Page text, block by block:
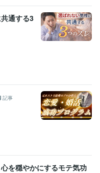
通する3
記事
を穏やかにするモテ気功